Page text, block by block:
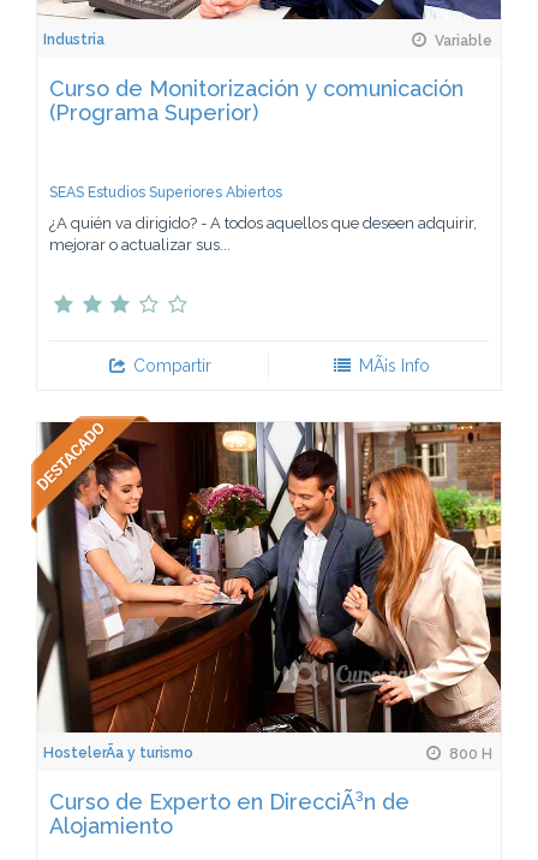
Industria Variable
Curso de Monitorización y comunicación
(Programa Superior)
SEAS Estudios Superiores Abiertos
¿A quién va dirigido? - A todos aquellos que deseen adquirir,
mejorar o actualizar sus...
Compartir MÃ¡s Info
HostelerÃ­a y turismo 800 H
Curso de Experto en DirecciÃ³n de
Alojamiento